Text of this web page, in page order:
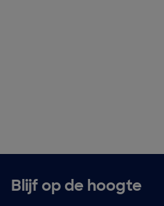
Blijf op de hoogte